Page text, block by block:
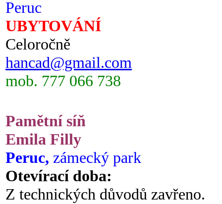
Peruc
UBYTOVÁNÍ
Celoročně
hancad@gmail.com
mob. 777 066 738
Pamětní síň
Emila Filly
Peruc, zámecký park
Otevírací doba:
Z technických důvodů zavřeno.